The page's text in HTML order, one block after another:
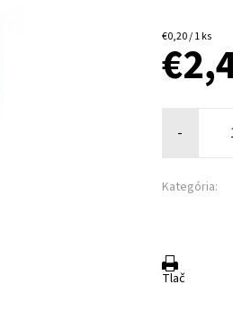
€0,20 / 1 ks
-
Kategória:
Tlač